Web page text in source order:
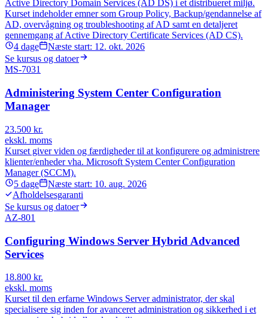
Active Directory Domain Services (AD DS) i et distribueret miljø.
Kurset indeholder emner som Group Policy, Backup/gendannelse af
AD, overvågning og troubleshooting af AD samt en detaljeret
gennemgang af Active Directory Certificate Services (AD CS).
4 dage Næste start: 12. okt. 2026
Se kursus og datoer
MS-7031
Administering System Center Configuration
Manager
23.500 kr.
ekskl. moms
Kurset giver viden og færdigheder til at konfigurere og administrere
klienter/enheder vha. Microsoft System Center Configuration
Manager (SCCM).
5 dage Næste start: 10. aug. 2026
Afholdelsesgaranti
Se kursus og datoer
AZ-801
Configuring Windows Server Hybrid Advanced
Services
18.800 kr.
ekskl. moms
Kurset til den erfarne Windows Server administrator, der skal
specialisere sig inden for avanceret administration og sikkerhed i et